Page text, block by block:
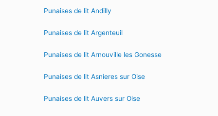
Punaises de lit Andilly
Punaises de lit Argenteuil
Punaises de lit Arnouville les Gonesse
Punaises de lit Asnieres sur Oise
Punaises de lit Auvers sur Oise